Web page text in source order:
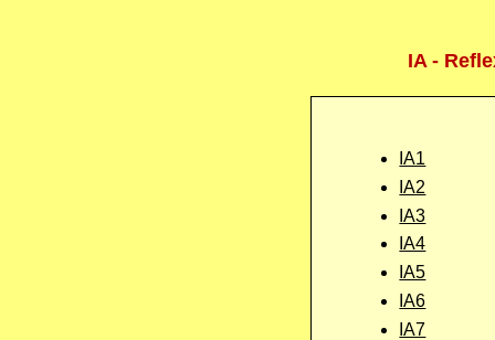
IA -
IA1
IA2
IA3
IA4
IA5
IA6
IA7